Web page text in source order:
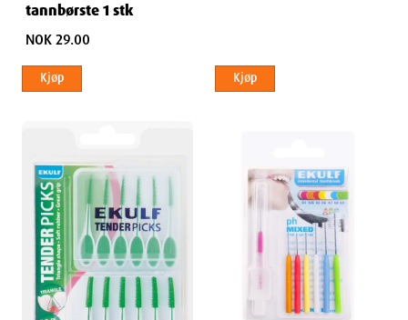
tannbørste 1 stk
NOK 29.00
Kjøp Kjøp